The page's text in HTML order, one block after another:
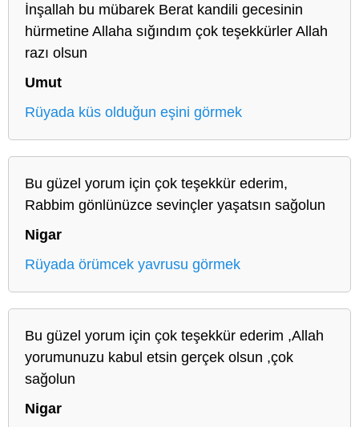
İnşallah bu mübarek Berat kandili gecesinin
hürmetine Allaha sığındım çok teşekkürler Allah
razı olsun
Umut
Rüyada küs olduğun eşini görmek
Bu güzel yorum için çok teşekkür ederim,
Rabbim gönlünüzce sevinçler yaşatsın sağolun
Nigar
Rüyada örümcek yavrusu görmek
Bu güzel yorum için çok teşekkür ederim ,Allah
yorumunuzu kabul etsin gerçek olsun ,çok
sağolun
Nigar